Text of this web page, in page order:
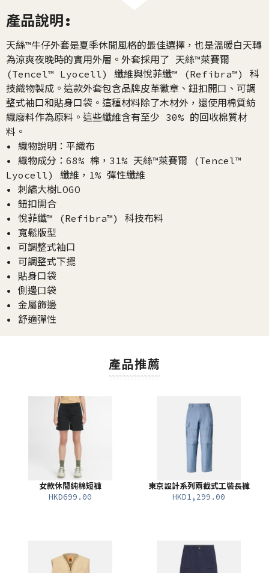
產品說明:
天絲™牛仔外套是夏季休閒風格的最佳選擇，也是溫暖白天轉
為涼爽夜晚時的實用外層。外套採用了 天絲™萊賽爾
(Tencel™ Lyocell) 纖維與悅菲纖™ (Refibra™) 科
技織物製成。這款外套包含品牌皮革徽章、鈕扣開口、可調
整式袖口和貼身口袋。這種材料除了木材外，還使用棉質紡
織廢料作為原料。這些纖維含有至少 30% 的回收棉質材
料。
• 織物說明：平織布
• 織物成分：68% 棉，31% 天絲™萊賽爾 (Tencel™
Lyocell) 纖維，1% 彈性纖維
• 刺繡大樹LOGO
• 鈕扣開合
• 悅菲纖™ (Refibra™) 科技布料
• 寬鬆版型
• 可調整式袖口
• 可調整式下擺
• 貼身口袋
• 側邊口袋
• 金屬飾邊
• 舒適彈性
產品推薦
女款休閒純棉短褲
HKD699.00
東京設計系列兩截式工裝長褲
HKD1,299.00